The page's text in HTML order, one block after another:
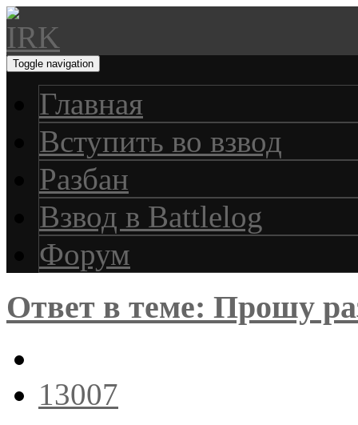
Toggle navigation
Главная
Вступить во взвод
Разбан
Взвод в Battlelog
Форум
Ответ в теме: Прошу
13007